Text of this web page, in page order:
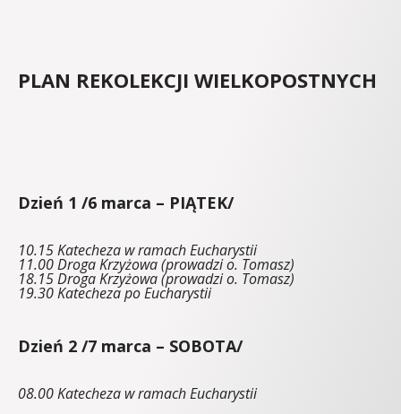
PLAN REKOLEKCJI WIELKOPOSTNYCH
Dzień 1 /6 marca – PIĄTEK/
10.15 Katecheza w ramach Eucharystii
11.00 Droga Krzyżowa (prowadzi o. Tomasz)
18.15 Droga Krzyżowa (prowadzi o. Tomasz)
19.30 Katecheza po Eucharystii
Dzień 2 /7 marca – SOBOTA/
08.00 Katecheza w ramach Eucharystii